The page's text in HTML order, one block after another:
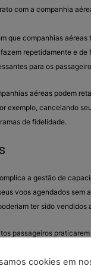
com a companhia
que companhias
repetidamente e de
para os
aéreas podem
exemplo, cancelando
de fidelidade.
a gestão de
voos agendados sem
ter sido vendidos
passageiros
dessa rota. Companhias
de certas rotas,
cookies em